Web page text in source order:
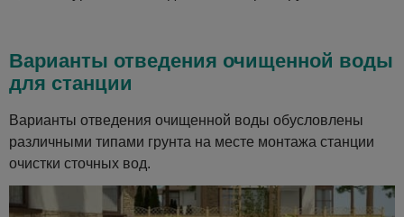
Варианты отведения очищенной воды
для станции
Варианты отведения очищенной воды обусловлены
различными типами грунта на месте монтажа станции
очистки сточных вод.